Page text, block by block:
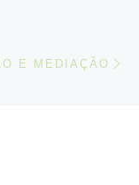
E MEDIAÇÃO